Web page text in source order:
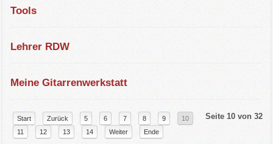
Tools
Lehrer RDW
Meine Gitarrenwerkstatt
Seite 10 von 32
Start Zurück 5 6 7 8 9
10
11
12 13 14 Weiter Ende